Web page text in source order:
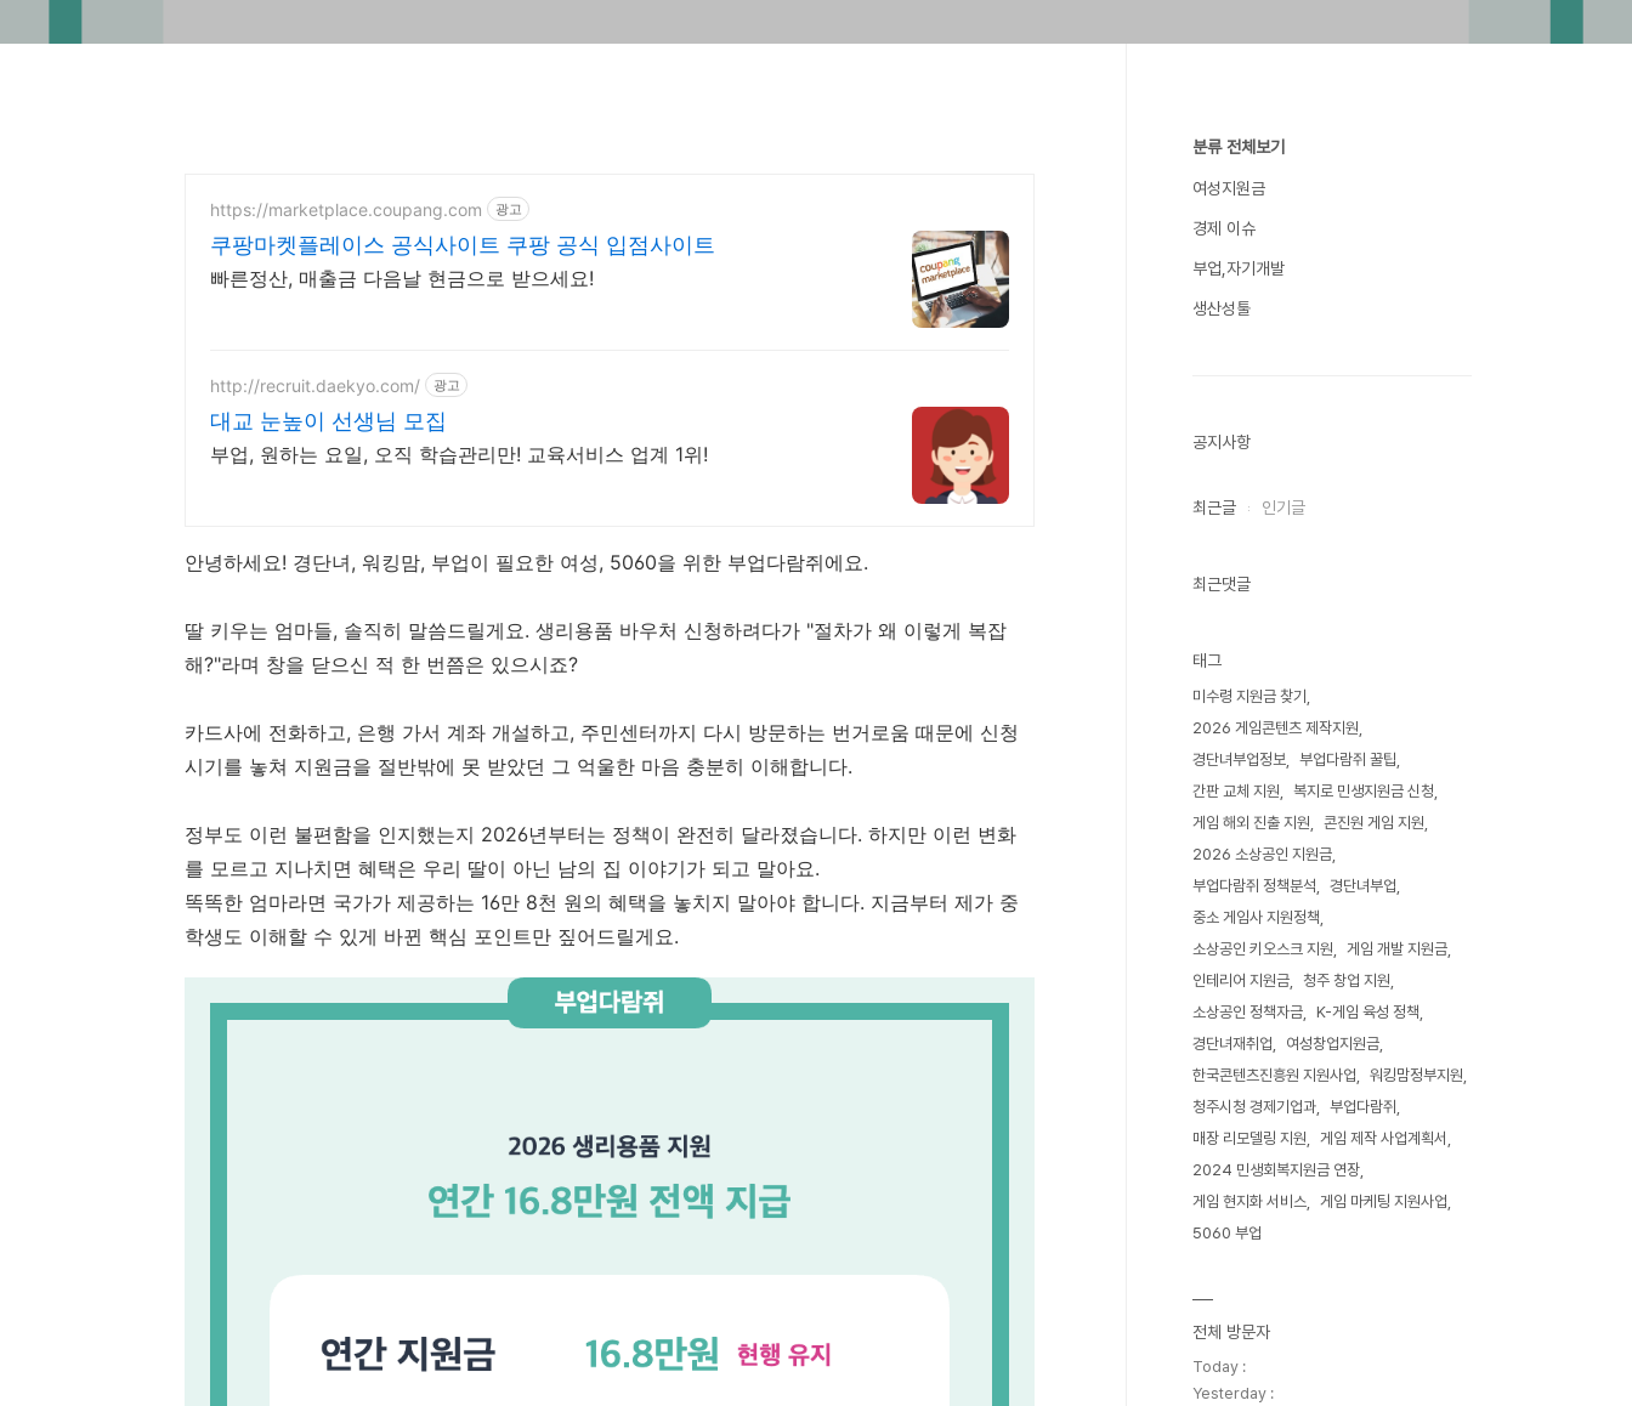
https://marketplace.coupang.com 광고
쿠팡마켓플레이스 공식사이트 쿠팡 공식 입점사이트
빠른정산, 매출금 다음날 현금으로 받으세요!
http://recruit.daekyo.com/ 광고
대교 눈높이 선생님 모집
부업, 원하는 요일, 오직 학습관리만! 교육서비스 업계 1위!
안녕하세요! 경단녀, 워킹맘, 부업이 필요한 여성, 5060을 위한 부업다람쥐에요.
딸 키우는 엄마들, 솔직히 말씀드릴게요. 생리용품 바우처 신청하려다가 "절차가 왜 이렇게 복잡
해?"라며 창을 닫으신 적 한 번쯤은 있으시죠?
카드사에 전화하고, 은행 가서 계좌 개설하고, 주민센터까지 다시 방문하는 번거로움 때문에 신청
시기를 놓쳐 지원금을 절반밖에 못 받았던 그 억울한 마음 충분히 이해합니다.
정부도 이런 불편함을 인지했는지 2026년부터는 정책이 완전히 달라졌습니다. 하지만 이런 변화
를 모르고 지나치면 혜택은 우리 딸이 아닌 남의 집 이야기가 되고 말아요.
똑똑한 엄마라면 국가가 제공하는 16만 8천 원의 혜택을 놓치지 말아야 합니다. 지금부터 제가 중
학생도 이해할 수 있게 바뀐 핵심 포인트만 짚어드릴게요.
분류 전체보기
여성지원금
경제 이슈
부업,자기개발
생산성툴
공지사항
최근글 인기글
최근댓글
태그
미수령 지원금 찾기
2026 게임콘텐츠 제작지원
경단녀부업정보
부업다람쥐 꿀팁
간판 교체 지원
복지로 민생지원금 신청
게임 해외 진출 지원
콘진원 게임 지원
2026 소상공인 지원금
부업다람쥐 정책분석
경단녀부업
중소 게임사 지원정책
소상공인 키오스크 지원
게임 개발 지원금
인테리어 지원금
청주 창업 지원
소상공인 정책자금
K-게임 육성 정책
경단녀재취업
여성창업지원금
한국콘텐츠진흥원 지원사업
워킹맘정부지원
청주시청 경제기업과
부업다람쥐
매장 리모델링 지원
게임 제작 사업계획서
2024 민생회복지원금 연장
게임 현지화 서비스
게임 마케팅 지원사업
5060 부업
전체 방문자
Today :
Yesterday :